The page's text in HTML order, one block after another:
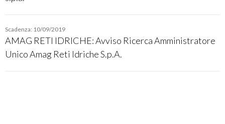
Scadenza: 10/09/2019
AMAG RETI IDRICHE: Avviso Ricerca Amministratore
Unico Amag Reti Idriche S.p.A.